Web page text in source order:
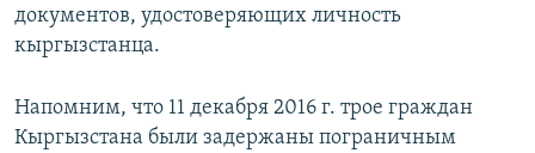
документов, удостоверяющих личность
кыргызстанца.
Напомним, что 11 декабря 2016 г. трое граждан
Кыргызстана были задержаны пограничным